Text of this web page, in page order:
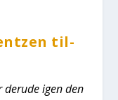
til­
igen den